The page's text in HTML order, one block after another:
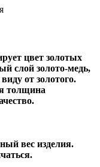
цвет золотых
слой золото-медь,
от золотого.
толщина
вес изделия.